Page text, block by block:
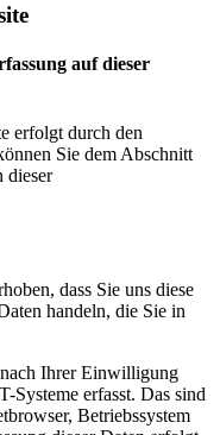
auf dieser
erfolgt durch den
Sie dem Abschnitt
dieser
dass Sie uns diese
handeln, die Sie in
Ihrer Einwilligung
Systeme erfasst. Das sind
Betriebssystem